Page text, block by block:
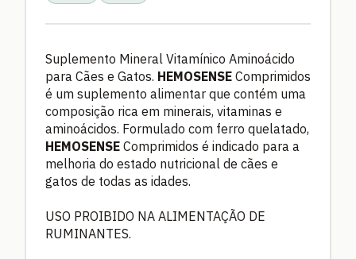
Suplemento Mineral Vitamínico Aminoácido
para Cães e Gatos. HEMOSENSE Comprimidos
é um suplemento alimentar que contém uma
composição rica em minerais, vitaminas e
aminoácidos. Formulado com ferro quelatado,
HEMOSENSE Comprimidos é indicado para a
melhoria do estado nutricional de cães e
gatos de todas as idades.
USO PROIBIDO NA ALIMENTAÇÃO DE
RUMINANTES.